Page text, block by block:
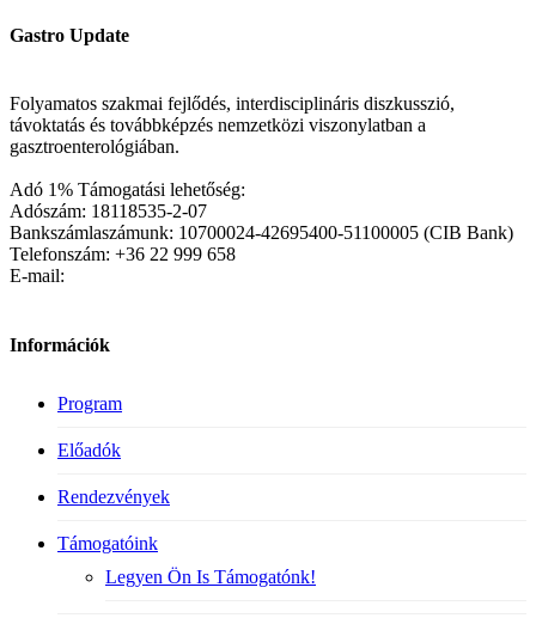
Gastro Update
Folyamatos szakmai fejlődés, interdisciplináris diszkusszió,
távoktatás és továbbképzés nemzetközi viszonylatban a
gasztroenterológiában.
Adó 1% Támogatási lehetőség:
Adószám: 18118535-2-07
Bankszámlaszámunk: 10700024-42695400-51100005 (CIB Bank)
Telefonszám: +36 22 999 658
E-mail:
Információk
Program
Előadók
Rendezvények
Támogatóink
Legyen Ön Is Támogatónk!